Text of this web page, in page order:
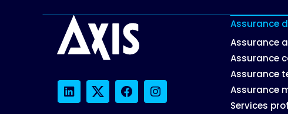
LinkedInTwitterFacebookInstagram
Assurance
Assurance
Assurance
Assurance
Assurance
Services